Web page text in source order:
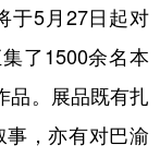
5月27日起对
了1500余名本
品。展品既有扎
，亦有对巴渝